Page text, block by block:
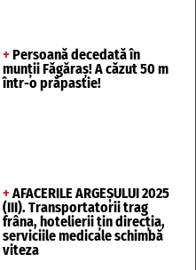
+ Persoană decedată în
munții Făgăraș! A căzut 50 m
într-o prăpastie!
+ AFACERILE ARGEȘULUI 2025
(III). Transportatorii trag
frâna, hotelierii țin direcția,
serviciile medicale schimbă
viteza